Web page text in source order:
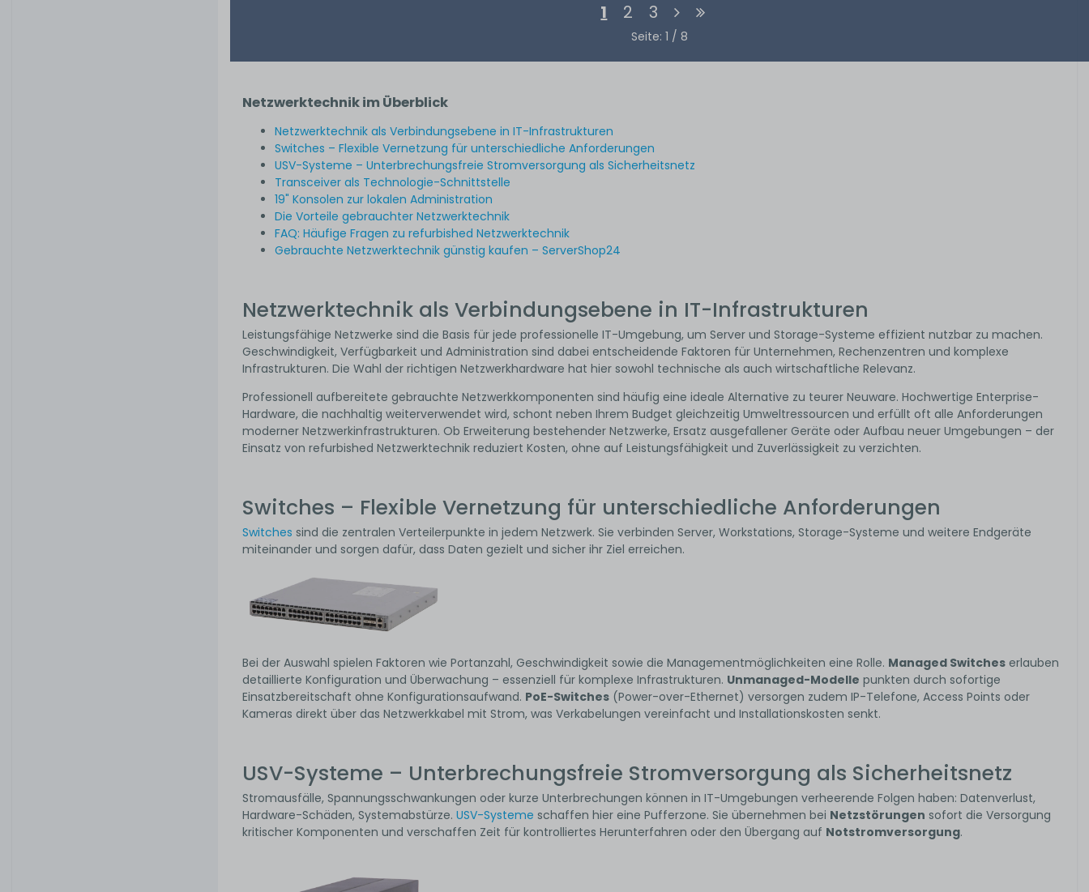
1 2 3
Seite: 1 / 8
Netzwerktechnik im Überblick
Netzwerktechnik als Verbindungsebene in IT-Infrastrukturen
Switches – Flexible Vernetzung für unterschiedliche Anforderungen
USV-Systeme – Unterbrechungsfreie Stromversorgung als Sicherheitsnetz
Transceiver als Technologie-Schnittstelle
19" Konsolen zur lokalen Administration
Die Vorteile gebrauchter Netzwerktechnik
FAQ: Häufige Fragen zu refurbished Netzwerktechnik
Gebrauchte Netzwerktechnik günstig kaufen – ServerShop24
Netzwerktechnik als Verbindungsebene in IT-Infrastrukturen
Leistungsfähige Netzwerke sind die Basis für jede professionelle IT-Umgebung, um Server und Storage-Systeme effizient nutzbar zu machen.
Geschwindigkeit, Verfügbarkeit und Administration sind dabei entscheidende Faktoren für Unternehmen, Rechenzentren und komplexe
Infrastrukturen. Die Wahl der richtigen Netzwerkhardware hat hier sowohl technische als auch wirtschaftliche Relevanz.
Professionell aufbereitete gebrauchte Netzwerkkomponenten sind häufig eine ideale Alternative zu teurer Neuware. Hochwertige Enterprise-
Hardware, die nachhaltig weiterverwendet wird, schont neben Ihrem Budget gleichzeitig Umweltressourcen und erfüllt oft alle Anforderungen
moderner Netzwerkinfrastrukturen. Ob Erweiterung bestehender Netzwerke, Ersatz ausgefallener Geräte oder Aufbau neuer Umgebungen – der
Einsatz von refurbished Netzwerktechnik reduziert Kosten, ohne auf Leistungsfähigkeit und Zuverlässigkeit zu verzichten.
Switches – Flexible Vernetzung für unterschiedliche Anforderungen
Switches sind die zentralen Verteilerpunkte in jedem Netzwerk. Sie verbinden Server, Workstations, Storage-Systeme und weitere Endgeräte
miteinander und sorgen dafür, dass Daten gezielt und sicher ihr Ziel erreichen.
Bei der Auswahl spielen Faktoren wie Portanzahl, Geschwindigkeit sowie die Managementmöglichkeiten eine Rolle. Managed Switcheserlauben
detaillierte Konfiguration und Überwachung – essenziell für komplexe Infrastrukturen. Unmanaged-Modelle punkten durch sofortige
Einsatzbereitschaft ohne Konfigurationsaufwand. PoE-Switches(Power-over-Ethernet) versorgen zudem IP-Telefone, Access Points oder
Kameras direkt über das Netzwerkkabel mit Strom, was Verkabelungen vereinfacht und Installationskosten senkt.
USV-Systeme – Unterbrechungsfreie Stromversorgung als Sicherheitsnetz
Stromausfälle, Spannungsschwankungen oder kurze Unterbrechungen können in IT-Umgebungen verheerende Folgen haben: Datenverlust,
Hardware-Schäden, Systemabstürze. USV-Systeme schaffen hier eine Pufferzone. Sie übernehmen bei Netzstörungen sofort die Versorgung
kritischer Komponenten und verschaffen Zeit für kontrolliertes Herunterfahren oder den Übergang auf Notstromversorgung.